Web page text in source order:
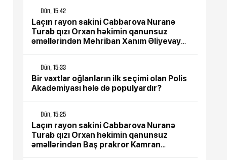
Dün, 15:42
Laçın rayon sakini Cabbarova Nuranə
Turab qızı Orxan həkimin qanunsuz
əməllərindən Mehriban Xanım Əliyevaya
Dün, 15:33
Bir vaxtlar oğlanların ilk seçimi olan Polis
Akademiyası hələ də populyardır?
Dün, 15:25
Laçın rayon sakini Cabbarova Nuranə
Turab qızı Orxan həkimin qanunsuz
əməllərindən Baş prakror Kamran